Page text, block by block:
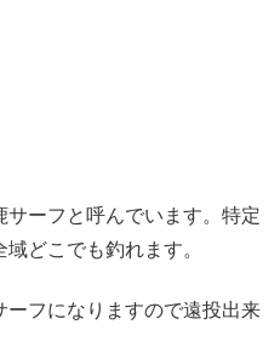
ーフと呼んでいます。特定
どこでも釣れます。
フになりますので遠投出来